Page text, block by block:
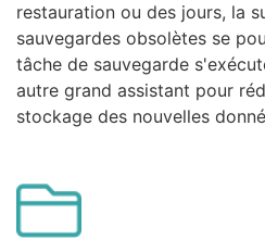
restauration ou des jours, la
sauvegardes obsolètes se
tâche de sauvegarde
autre grand assistant pour
stockage des nouvelles